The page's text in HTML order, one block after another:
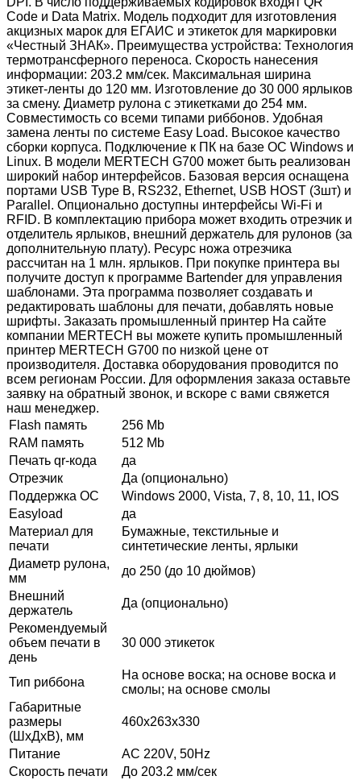
Code и Data Matrix. Модель подходит для изготовления
акцизных марок для ЕГАИС и этикеток для маркировки
«Честный ЗНАК». Преимущества устройства: Технология
термотрансферного переноса. Скорость нанесения
информации: 203.2 мм/сек. Максимальная ширина
этикет-ленты до 120 мм. Изготовление до 30 000 ярлыков
за смену. Диаметр рулона с этикетками до 254 мм.
Совместимость со всеми типами риббонов. Удобная
замена ленты по системе Easy Load. Высокое качество
сборки корпуса. Подключение к ПК на базе ОС Windows и
Linux. В модели MERTECH G700 может быть реализован
широкий набор интерфейсов. Базовая версия оснащена
портами USB Type B, RS232, Ethernet, USB HOST (3шт) и
Parallel. Опционально доступны интерфейсы Wi-Fi и
RFID. В комплектацию прибора может входить отрезчик и
отделитель ярлыков, внешний держатель для рулонов (за
дополнительную плату). Ресурс ножа отрезчика
рассчитан на 1 млн. ярлыков. При покупке принтера вы
получите доступ к программе Bartender для управления
шаблонами. Эта программа позволяет создавать и
редактировать шаблоны для печати, добавлять новые
шрифты. Заказать промышленный принтер На сайте
компании MERTECH вы можете купить промышленный
принтер MERTECH G700 по низкой цене от
производителя. Доставка оборудования проводится по
всем регионам России. Для оформления заказа оставьте
заявку на обратный звонок, и вскоре с вами свяжется
наш менеджер.
Flash память
256 Mb
RAM память
512 Mb
Печать qr-кода
да
Отрезчик
Да (опционально)
Поддержка ОС
Windows 2000, Vista, 7, 8, 10, 11, IOS
Easyload
да
Материал для
печати
Бумажные, текстильные и
синтетические ленты, ярлыки
Диаметр рулона,
мм
до 250 (до 10 дюймов)
Внешний
держатель
Да (опционально)
Рекомендуемый
объем печати в
день
30 000 этикеток
Тип риббона
На основе воска; на основе воска и
смолы; на основе смолы
Габаритные
размеры
(ШхДхВ), мм
460x263x330
Питание
AC 220V, 50Hz
Скорость печати
До 203.2 мм/сек